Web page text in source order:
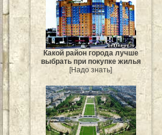
Какой район города лучше
выбрать при покупке жилья
[Надо знать]